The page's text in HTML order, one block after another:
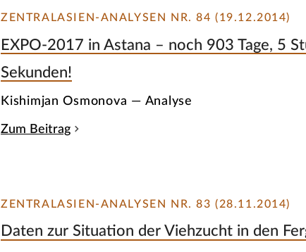
ZENTRALASIEN-ANALYSEN NR. 84 (19.12.2014)
EXPO-2017 in Astana – noch 903 Tage, 5
Sekunden!
Kishimjan Osmonova — Analyse
Zum Beitrag
ZENTRALASIEN-ANALYSEN NR. 83 (28.11.2014)
Daten zur Situation der Viehzucht in den